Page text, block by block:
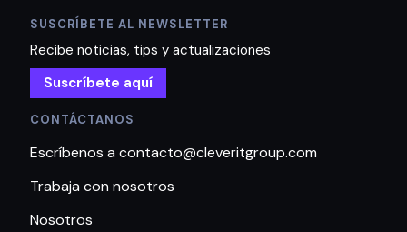
SUSCRÍBETE AL NEWSLETTER
Recibe noticias, tips y actualizaciones
Suscríbete aquí
CONTÁCTANOS
Escríbenos a contacto@cleveritgroup.com
Trabaja con nosotros
Nosotros